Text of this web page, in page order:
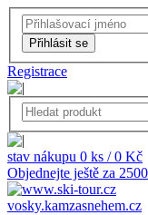
Registrace
stav nákupu 0 ks / 0 Kč
Objednejte ještě za
vosky.kamzasnehem.cz